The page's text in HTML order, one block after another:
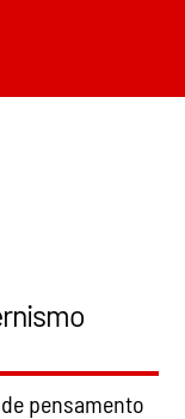
pensamento